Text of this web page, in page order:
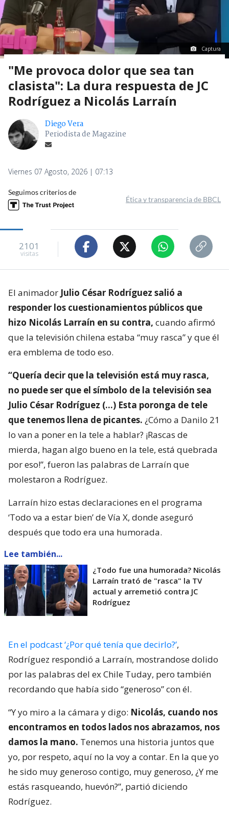
Captura
"Me provoca dolor que sea tan
clasista": La dura respuesta de JC
Rodríguez a Nicolás Larraín
Diego Vera
Periodista de Magazine
Viernes 07 Agosto, 2026 | 07:13
Seguimos criterios de
Ética y transparencia de BBCL
2101
visitas
El animador Julio César Rodríguez salió a
responder los cuestionamientos públicos que
hizo Nicolás Larraín en su contra, cuando afirmó
que la televisión chilena estaba “muy rasca” y que él
era emblema de todo eso.
“Quería decir que la televisión está muy rasca,
no puede ser que el símbolo de la televisión sea
Julio César Rodríguez (…) Esta poronga de tele
que tenemos llena de picantes. ¿Cómo a Danilo 21
lo van a poner en la tele a hablar? ¡Rascas de
mierda, hagan algo bueno en la tele, está quebrada
por eso!”, fueron las palabras de Larraín que
molestaron a Rodríguez.
Larraín hizo estas declaraciones en el programa
‘Todo va a estar bien’ de Vía X, donde aseguró
después que todo era una humorada.
Lee también...
¿Todo fue una humorada? Nicolás
Larraín trató de "rasca" la TV
actual y arremetió contra JC
Rodríguez
En el podcast ‘¿Por qué tenía que decirlo?’,
Rodríguez respondió a Larraín, mostrandose dolido
por las palabras del ex Chile Tuday, pero también
recordando que había sido “generoso” con él.
“Y yo miro a la cámara y digo: Nicolás, cuando nos
encontramos en todos lados nos abrazamos, nos
damos la mano. Tenemos una historia juntos que
yo, por respeto, aquí no la voy a contar. En la que yo
he sido muy generoso contigo, muy generoso, ¿Y me
estás rasqueando, huevón?”, partió diciendo
Rodríguez.